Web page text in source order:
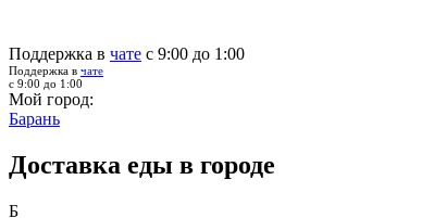
Поддержка в чате с 9:00 до 1:00
Поддержка в чате
с 9:00 до 1:00
Мой город:
Барань
Доставка еды в городе
Б